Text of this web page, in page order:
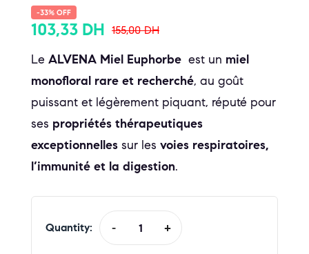
-33% OFF
155,00DH
103,33 DH
Le ALVENA Miel Euphorbe est un miel
monofloral rare et recherché, au goût
puissant et légèrement piquant, réputé pour
ses propriétés thérapeutiques
exceptionnelles sur les voies respiratoires,
l’immunité et la digestion.
Quantity: - +